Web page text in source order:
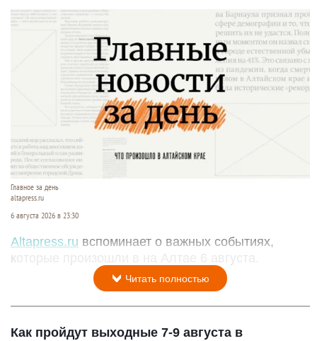
Главное за день
altapress.ru
6 августа 2026 в 23:30
Altapress.ru вспоминает о важных событиях,
которые произошли в на Алтае 6 августа.
Читать полностью
Как пройдут выходные 7-9 августа в